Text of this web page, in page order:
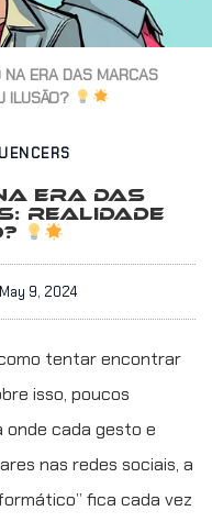
NA ERA DAS MARCAS
ILUSÃO?
ERA DAS
REALIDADE
May 9, 2024
tentar encontrar
isso, poucos
onde cada gesto e
nas redes sociais, a
fica cada vez